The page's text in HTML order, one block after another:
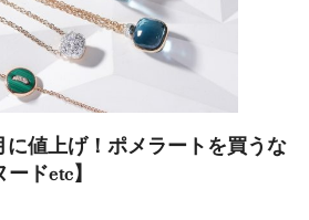
に値上げ！ポメラートを買うな
ドetc】